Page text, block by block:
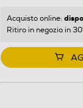
Acquisto online:
Ritiro in negozio in